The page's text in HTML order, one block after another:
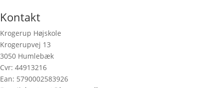
Kontakt
Krogerup Højskole
Krogerupvej 13
3050 Humlebæk
Cvr: 44913216
Ean: 5790002583926